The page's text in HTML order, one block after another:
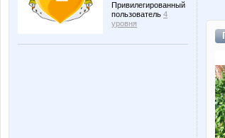
Привилегированный
пользователь 4
уровня